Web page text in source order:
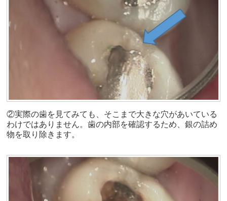
②実際の歯を見てみても、そこまで大きな穴があいている
わけではありません。歯の内部を確認するため、銀の詰め
物を取り除きます。